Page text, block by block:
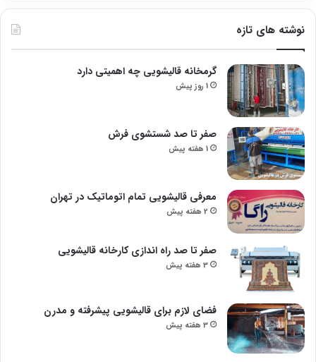
نوشته های تازه
گرمخانه قالیشویی چه اهمیتی دارد
1 روز پیش
صفر تا صد شستشوی فرش
1 هفته پیش
معرفی قالیشویی تمام اتوماتیک در تهران
2 هفته پیش
صفر تا صد راه اندازی کارخانه قالیشویی
3 هفته پیش
فضای لازم برای قالیشویی پیشرفته و مدرن
3 هفته پیش